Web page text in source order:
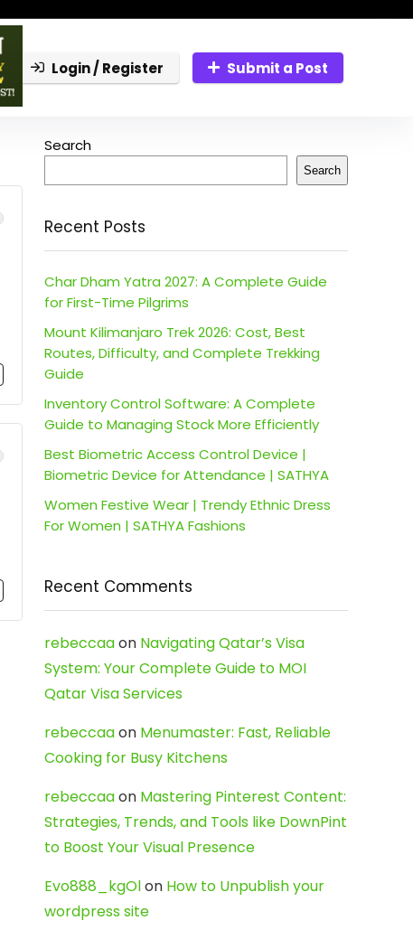
Login / Register Submit a Post
Search
Search
Recent Posts
Char Dham Yatra 2027: A Complete Guide
for First-Time Pilgrims
Mount Kilimanjaro Trek 2026: Cost, Best
Routes, Difficulty, and Complete Trekking
Guide
Inventory Control Software: A Complete
Guide to Managing Stock More Efficiently
Best Biometric Access Control Device |
Biometric Device for Attendance | SATHYA
Women Festive Wear | Trendy Ethnic Dress
For Women | SATHYA Fashions
Recent Comments
rebeccaaon Navigating Qatar’s Visa
System: Your Complete Guide to MOI
Qatar Visa Services
rebeccaaon Menumaster: Fast, Reliable
Cooking for Busy Kitchens
rebeccaaon Mastering Pinterest Content:
Strategies, Trends, and Tools like DownPint
to Boost Your Visual Presence
Evo888_kgOlon How to Unpublish your
wordpress site